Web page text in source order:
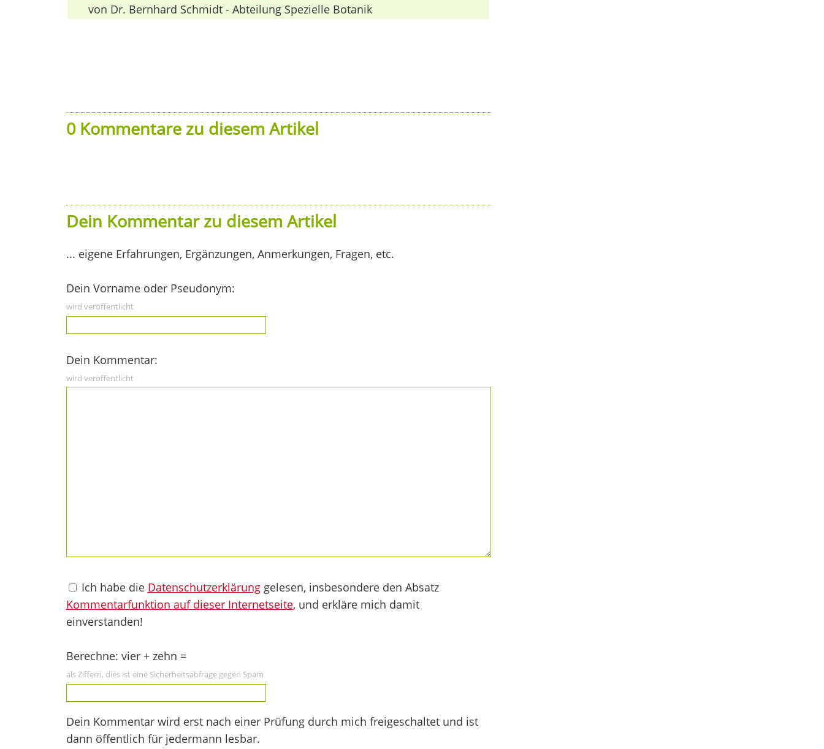
von Dr. Bernhard Schmidt - Abteilung Spezielle Botanik
0 Kommentare zu diesem Artikel
Dein Kommentar zu diesem Artikel
... eigene Erfahrungen, Ergänzungen, Anmerkungen, Fragen, etc.
Dein Vorname oder Pseudonym:
wird veröffentlicht
Dein Kommentar:
wird veröffentlicht
Ich habe die Datenschutzerklärunggelesen, insbesondere den Absatz
Kommentarfunktion auf dieser Internetseite, und erkläre mich damit
einverstanden!
Berechne: vier + zehn =
als Ziffern, dies ist eine Sicherheitsabfrage gegen Spam
Dein Kommentar wird erst nach einer Prüfung durch mich freigeschaltet und ist
dann öffentlich für jedermann lesbar.